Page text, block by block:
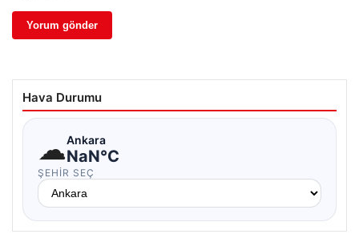
Hava Durumu
☁Ankara
NaN°C
ŞEHIR SEÇ